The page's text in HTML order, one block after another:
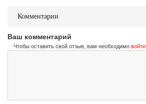
Комментарии
Ваш комментарий
Чтобы оставить свой отзыв, вам необходимо войти